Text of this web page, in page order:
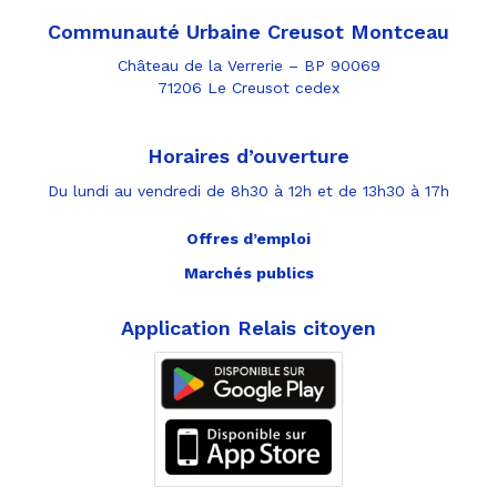
Communauté Urbaine Creusot Montceau
Château de la Verrerie – BP 90069
71206 Le Creusot cedex
Horaires d’ouverture
Du lundi au vendredi de 8h30 à 12h et de 13h30 à 17h
Offres d’emploi
Marchés publics
Application Relais citoyen